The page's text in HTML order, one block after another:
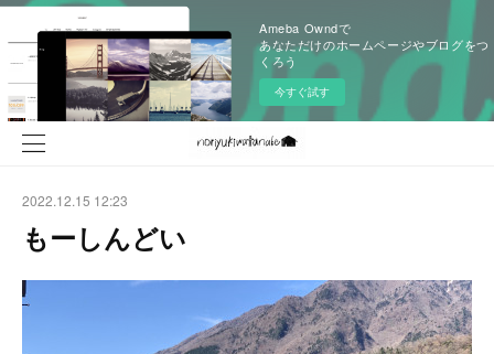
Ameba Owndで
あなただけのホームページやブログをつ
くろう
今すぐ試す
2022.12.15 12:23
もーしんどい